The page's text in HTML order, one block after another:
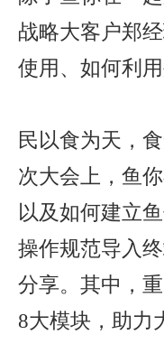
战略大客户郑
使用、如何利
民以食为天，
次大会上，鱼
以及如何建立
操作规范导入
分享。其中，
8大模块，助力